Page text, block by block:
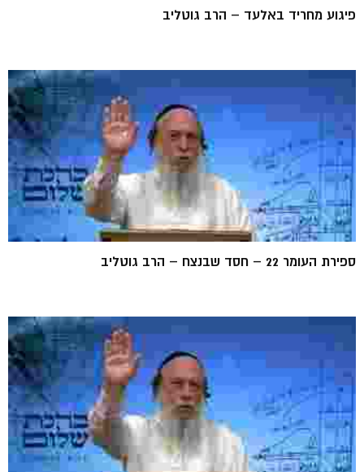
פיגוע מחריד באלעד – הרב גוטליב
ספירת העומר 22 – חסד שבנצח – הרב גוטליב